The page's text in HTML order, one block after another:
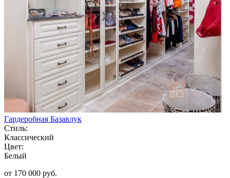
Гардеробная Базавлук
Стиль:
Классический
Цвет:
Белый
от 170 000 руб.